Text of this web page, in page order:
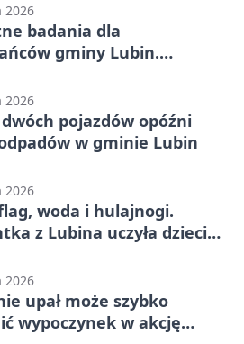
2026
badania dla
gminy Lubin.
2026
pojazdów opóźni
w gminie Lubin
2026
woda i hulajnogi.
z Lubina uczyła dzieci
2026
upał może szybko
wypoczynek w akcję